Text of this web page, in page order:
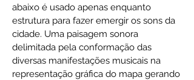
abaixo é usado apenas enquanto
estrutura para fazer emergir os sons da
cidade. Uma paisagem sonora
delimitada pela conformação das
diversas manifestações musicais na
representação gráfica do mapa gerando